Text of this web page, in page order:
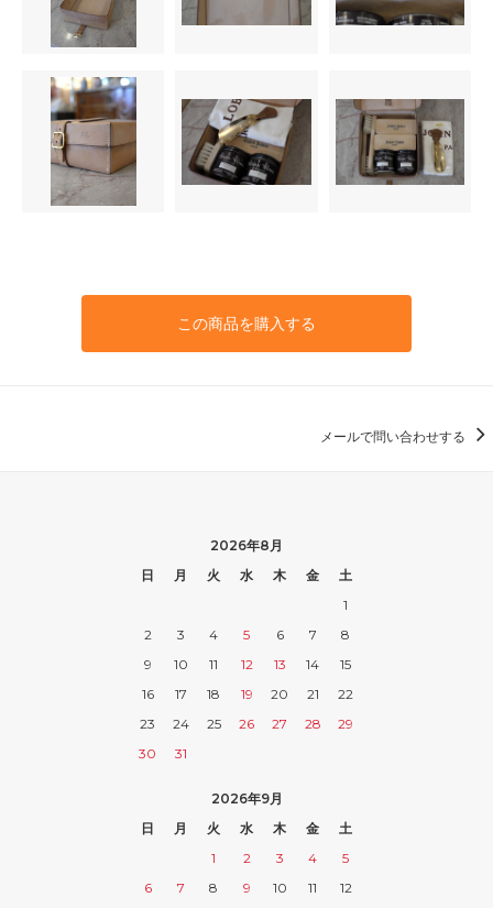
この商品を購入する
メールで問い合わせする
2026年8月
日
月 火 水 木 金
土
1
2
3 4 5 6 7
8
9
10 11 12 13 14
15
16
17 18 19 20 21
22
23
24 25 26 27 28
29
30
31
2026年9月
日
月 火 水 木 金
土
1
2 3 4
5
6
7 8 9 10 11
12